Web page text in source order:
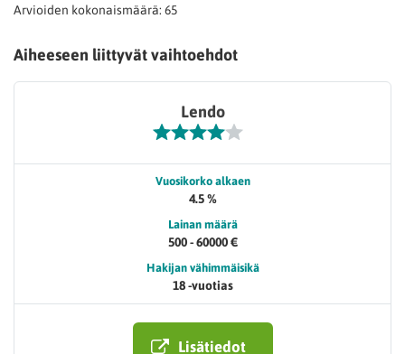
Arvioiden kokonaismäärä: 65
Aiheeseen liittyvät vaihtoehdot
Lendo
Vuosikorko alkaen
4.5 %
Lainan määrä
500 - 60000 €
Hakijan vähimmäisikä
18 -vuotias
Lisätiedot